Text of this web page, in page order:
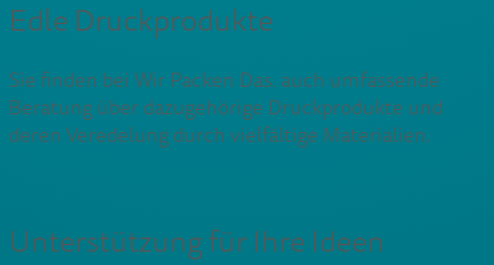
Edle Druckprodukte
Sie finden bei Wir Packen Das. auch umfassende
Beratung über dazugehörige Druckprodukte und
deren Veredelung durch vielfältige Materialien.
Unterstützung für Ihre Ideen